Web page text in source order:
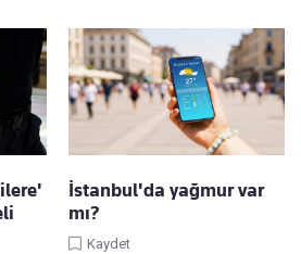
İstanbul'da yağmur var
mı?
Kaydet